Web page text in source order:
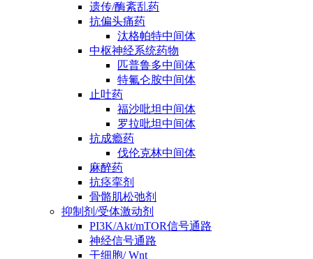
遗传/酶紊乱药
抗偏头痛药
汰格帕特中间体
中枢神经系统药物
匹普鲁多中间体
特氟仑胺中间体
止吐药
福沙吡坦中间体
罗拉吡坦中间体
抗成瘾药
伐伦克林中间体
麻醉药
抗痉挛剂
骨骼肌松弛剂
抑制剂/受体激动剂
PI3K/Akt/mTOR信号通路
神经信号通路
干细胞/ Wnt